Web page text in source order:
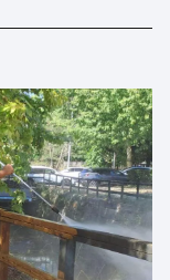
tierra de